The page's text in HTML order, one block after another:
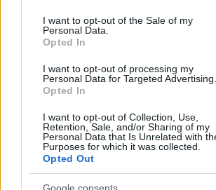
I want to opt-out of the Sale of my
Personal Data.
Opted In
I want to opt-out of processing my
Personal Data for Targeted Advertising.
Opted In
I want to opt-out of Collection, Use,
Retention, Sale, and/or Sharing of my
Personal Data that Is Unrelated with
Purposes for which it was collected.
Opted Out